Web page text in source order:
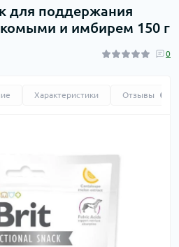
для поддержания
и имбирем 150 г
0
Характеристики Отзывы